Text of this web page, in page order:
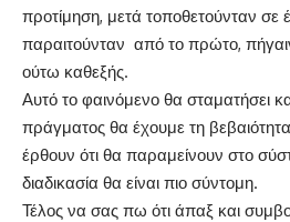
προτίμηση, μετά τοποθετούνταν σε
παραιτούνταν από το πρώτο,
ούτω καθεξής.
Αυτό το φαινόμενο θα σταματήσει
πράγματος θα έχουμε τη
έρθουν ότι θα παραμείνουν στο
διαδικασία θα είναι πιο σύντομη.
Τέλος να σας πω ότι άπαξ και